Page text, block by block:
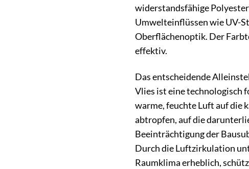
widerstandsfähige
Umwelteinflüssen wie UV-
Oberflächenoptik. Der
effektiv.
Das entscheidende
Vlies ist eine technologisch
warme, feuchte Luft auf die
abtropfen, auf die
Beeinträchtigung der
Durch die Luftzirkulation
Raumklima erheblich,